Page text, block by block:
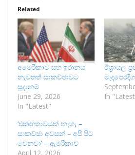
Related
අමෙරිකාව සහ ඉරානය
නැවතත් සාකච්ඡාවට
සූදානම්
June 29, 2026
In "Latest"
ඊශ්‍රායල
In
‘එකඟතාවයක් නැහැ –
සාකච්ඡා අවසන් – අපි පිට
වෙනවා‘ – ඇමරිකාව
April 12, 2026